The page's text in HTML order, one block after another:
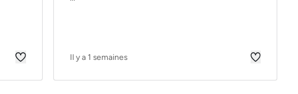
Il y a 1 semaines